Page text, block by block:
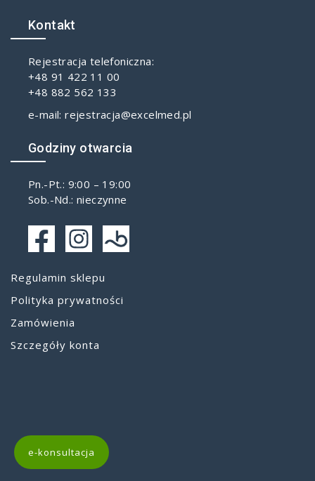
e-konsultacja
Kontakt
Rejestracja telefoniczna:
+48 91 422 11 00
+48 882 562 133
e-mail: rejestracja@excelmed.pl
Godziny otwarcia
Pn.-Pt.: 9:00 – 19:00
Sob.-Nd.: nieczynne
Regulamin sklepu
Polityka prywatności
Zamówienia
Szczegóły konta